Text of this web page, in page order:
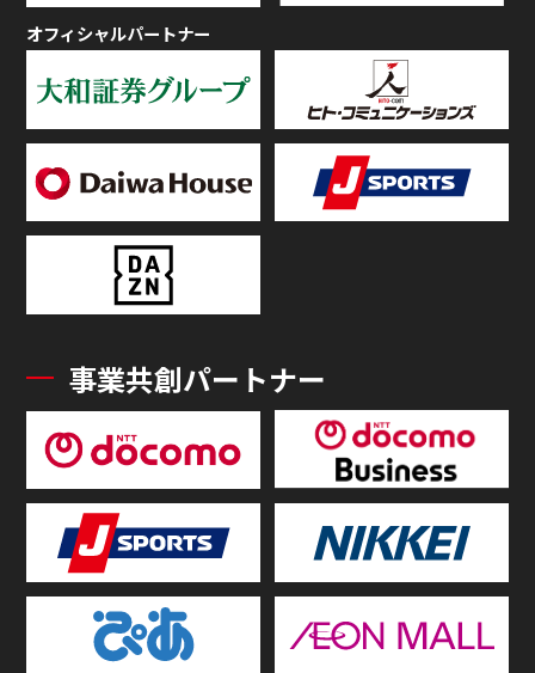
オフィシャルパートナー
事業共創パートナー